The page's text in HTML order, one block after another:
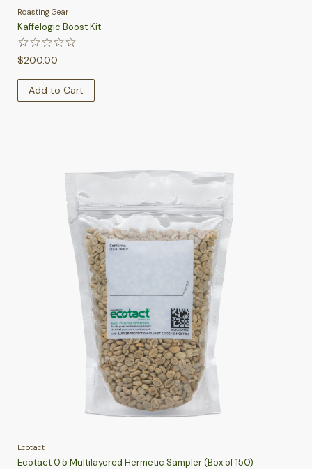
Roasting Gear
Kaffelogic Boost Kit
☆☆☆☆☆
$200.00
Add to Cart
Ecotact
Ecotact 0.5 Multilayered Hermetic Sampler (Box of 150)